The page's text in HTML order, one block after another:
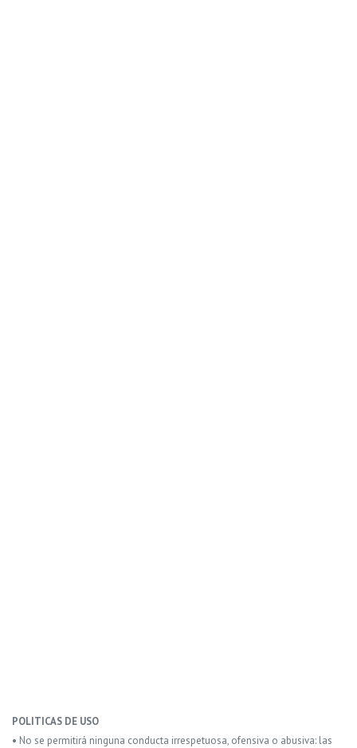
POLITICAS DE USO
• No se permitirá ninguna conducta irrespetuosa, ofensiva o abusiva: las